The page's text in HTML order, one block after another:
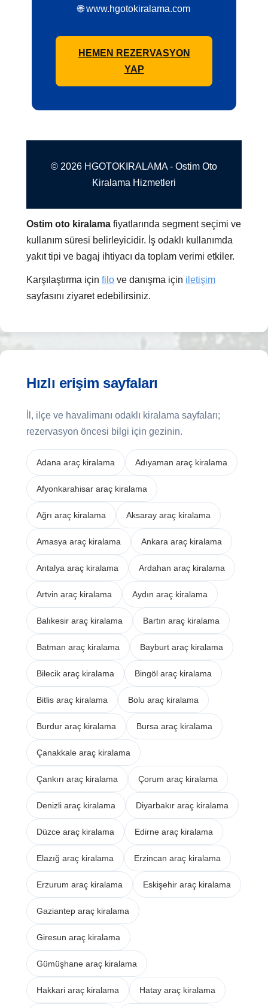
🌐 www.hgotokiralama.com
HEMEN REZERVASYON
YAP
© 2026 HGOTOKIRALAMA - Ostim Oto
Kiralama Hizmetleri
Ostim oto kiralama fiyatlarında segment seçimi ve
kullanım süresi belirleyicidir. İş odaklı kullanımda
yakıt tipi ve bagaj ihtiyacı da toplam verimi etkiler.
Karşılaştırma içinfilo ve danışma için iletişim
sayfasını ziyaret edebilirsiniz.
Hızlı erişim sayfaları
İl, ilçe ve havalimanı odaklı kiralama sayfaları;
rezervasyon öncesi bilgi için gezinin.
Adana araç kiralama Adıyaman araç kiralama
Afyonkarahisar araç kiralama
Ağrı araç kiralama Aksaray araç kiralama
Amasya araç kiralama Ankara araç kiralama
Antalya araç kiralama Ardahan araç kiralama
Artvin araç kiralama Aydın araç kiralama
Balıkesir araç kiralama Bartın araç kiralama
Batman araç kiralama Bayburt araç kiralama
Bilecik araç kiralama Bingöl araç kiralama
Bitlis araç kiralama Bolu araç kiralama
Burdur araç kiralama Bursa araç kiralama
Çanakkale araç kiralama
Çankırı araç kiralama Çorum araç kiralama
Denizli araç kiralama Diyarbakır araç kiralama
Düzce araç kiralama Edirne araç kiralama
Elazığ araç kiralama Erzincan araç kiralama
Erzurum araç kiralama Eskişehir araç kiralama
Gaziantep araç kiralama
Giresun araç kiralama
Gümüşhane araç kiralama
Hakkari araç kiralama Hatay araç kiralama